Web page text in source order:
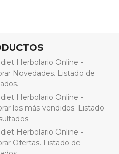
Herbolario Online -
Novedades. Listado de
Herbolario Online -
los más vendidos. Listado
Herbolario Online -
Ofertas. Listado de